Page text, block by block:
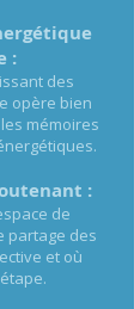
:
des
opère bien
mémoires
:
de
partage des
et où